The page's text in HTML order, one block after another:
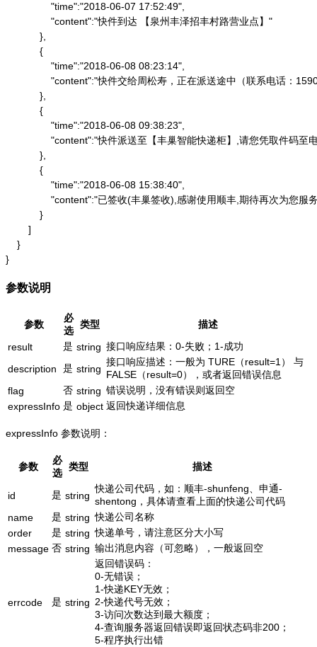
                "time":"2018-06-07 17:52:49",
                "content":"快件到达 【泉州丰泽招丰村路营业点】"
            },
            {
                "time":"2018-06-08 08:23:14",
"content":"快件交给周松寿，正在派送途中（联系电话：
            },
            {
                "time":"2018-06-08 09:38:23",
"content":"快件派送至【丰巢智能快递柜】,请您凭取件
            },
            {
                "time":"2018-06-08 15:38:40",
"content":"已签收(丰巢签收),感谢使用顺丰,期待再次为您服
            }
        ]
    }
}
参数说明
参数
必
选
类型
描述
result
是 string 接口响应结果：0-失败；1-成功
description
是 string
接口响应描述：一般为 TURE（result=1） 与
FALSE（result=0），或者返回错误信息
flag
否 string 错误说明，没有错误则返回空
expressInfo 是 object 返回快递详细信息
expressInfo 参数说明：
参数
必
选
类型 描述
id 是 string
快递公司代码，如：顺丰-shunfeng、申通-
shentong，具体请查看上面的快递公司代码
name
是 string 快递公司名称
order
是 string 快递单号，请注意区分大小写
message 否 string 输出消息内容（可忽略），一般返回空
errcode 是 string
返回错误码：
0-无错误；
1-快递KEY无效；
2-快递代号无效；
3-访问次数达到最大额度；
4-查询服务器返回错误即返回状态码非200；
5-程序执行出错